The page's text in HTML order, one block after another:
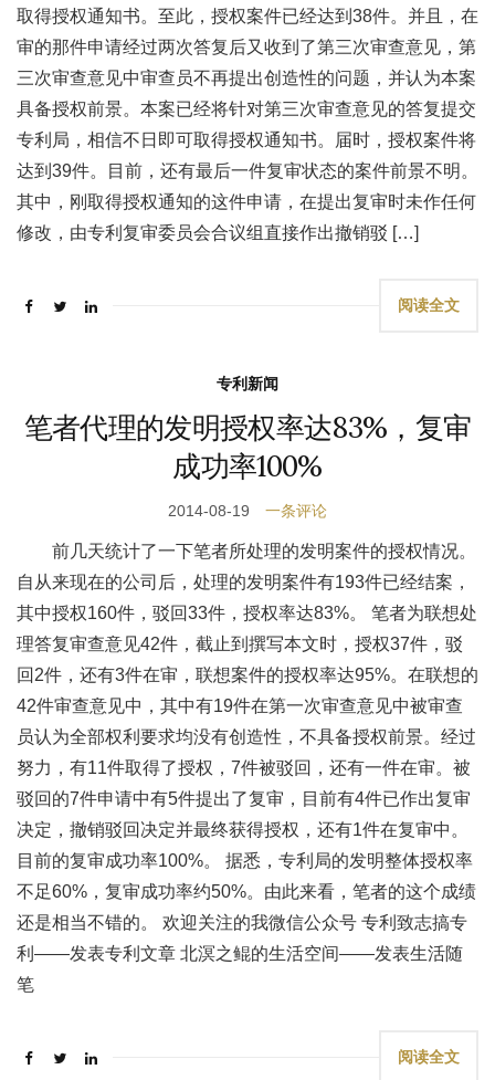
取得授权通知书。至此，授权案件已经达到38件。并且，在
审的那件申请经过两次答复后又收到了第三次审查意见，第
三次审查意见中审查员不再提出创造性的问题，并认为本案
具备授权前景。本案已经将针对第三次审查意见的答复提交
专利局，相信不日即可取得授权通知书。届时，授权案件将
达到39件。目前，还有最后一件复审状态的案件前景不明。
其中，刚取得授权通知的这件申请，在提出复审时未作任何
修改，由专利复审委员会合议组直接作出撤销驳 […]
阅读全文
专利新闻
笔者代理的发明授权率达83%，复审
成功率100%
2014-08-19 一条评论
前几天统计了一下笔者所处理的发明案件的授权情况。
自从来现在的公司后，处理的发明案件有193件已经结案，
其中授权160件，驳回33件，授权率达83%。 笔者为联想处
理答复审查意见42件，截止到撰写本文时，授权37件，驳
回2件，还有3件在审，联想案件的授权率达95%。在联想的
42件审查意见中，其中有19件在第一次审查意见中被审查
员认为全部权利要求均没有创造性，不具备授权前景。经过
努力，有11件取得了授权，7件被驳回，还有一件在审。被
驳回的7件申请中有5件提出了复审，目前有4件已作出复审
决定，撤销驳回决定并最终获得授权，还有1件在复审中。
目前的复审成功率100%。 据悉，专利局的发明整体授权率
不足60%，复审成功率约50%。由此来看，笔者的这个成绩
还是相当不错的。 欢迎关注的我微信公众号 专利致志搞专
利——发表专利文章 北溟之鲲的生活空间——发表生活随
笔
阅读全文